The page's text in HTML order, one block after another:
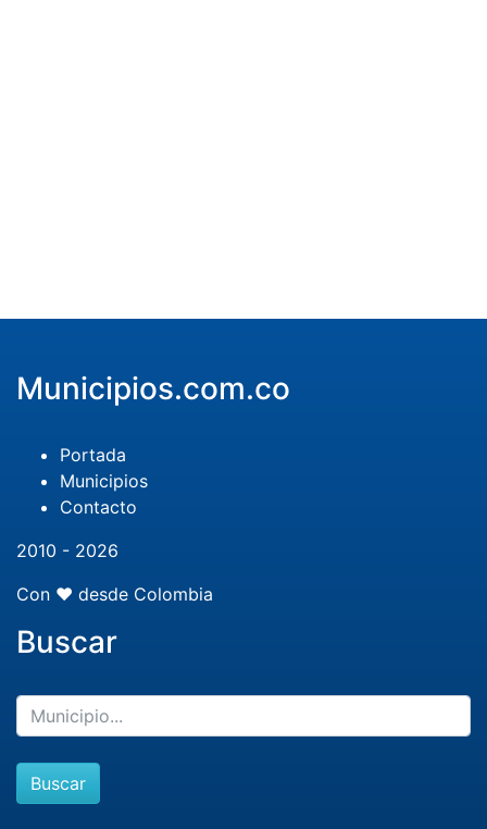
Municipios.com.co
Portada
Municipios
Contacto
2010 - 2026
Con ❤️ desde Colombia
Buscar
Buscar